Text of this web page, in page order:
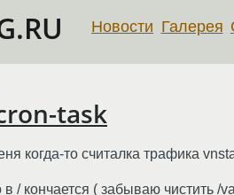
Новости Галерея
task
когда-то считалка трафика
в / кончается ( забываю чистить